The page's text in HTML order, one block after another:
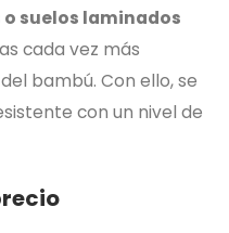
suelos laminados
cada vez más
bambú. Con ello, se
con un nivel de